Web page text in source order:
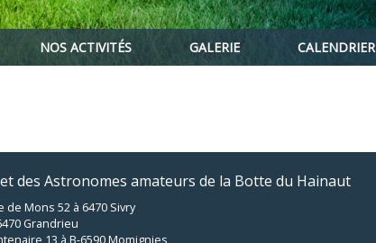
NOS ACTIVITÉS GALERIE CALENDRIER
des Astronomes amateurs de la Botte du Hainaut
Mons 52 à 6470 Sivry
Grandrieu